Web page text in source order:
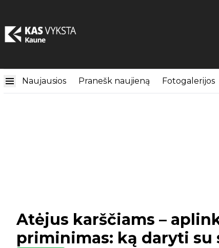
Naujausios Pranešk naujieną Fotogalerijos
Atėjus karščiams –
priminimas: ką daryti